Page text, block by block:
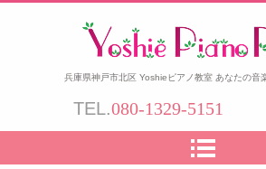
兵庫県神戸市北区 Yoshieピアノ教室 あなたの音
TEL.080-1329-5151